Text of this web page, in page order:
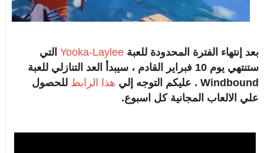
بعد إنتهاء الفترة المحدودة للعبة Yooka-Layleeالتي
ستنتهي يوم 10 فبراير القادم ، سيبدأ العد التنازلي للعبة
Windbound . عليكم التوجه إلي
هذا الرابط للحصول
علي الالعاب المجانية كل اسبوع.